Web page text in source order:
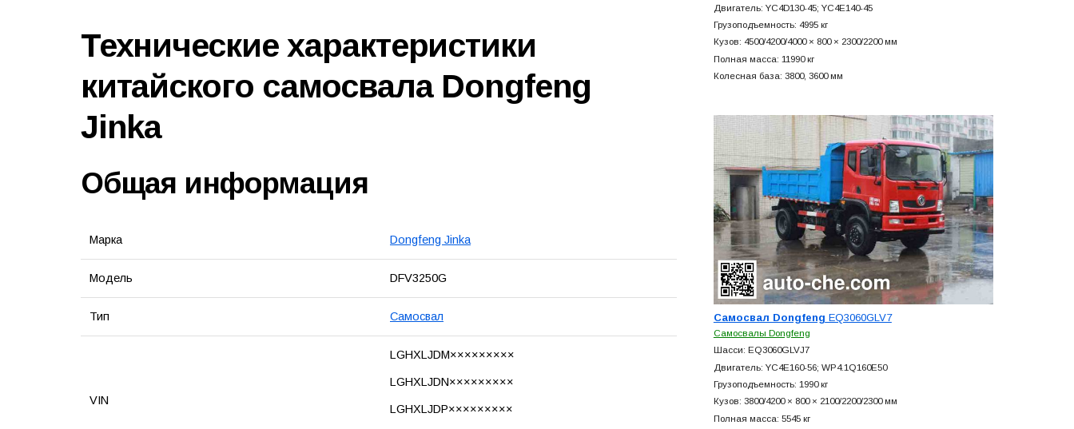
Технические характеристики
китайского самосвала Dongfeng
Jinka
Общая информация
Марка Dongfeng Jinka
Модель DFV3250G
Тип Самосвал
VIN
LGHXLJDM×××××××××
LGHXLJDN×××××××××
LGHXLJDP×××××××××
Двигатель: YC4D130-45; YC4E140-45
Грузоподъемность: 4995 кг
Кузов: 4500/4200/4000 × 800 × 2300/2200 мм
Полная масса: 11990 кг
Колесная база: 3800, 3600 мм
Самосвал Dongfeng EQ3060GLV7
Самосвалы Dongfeng
Шасси: EQ3060GLVJ7
Двигатель: YC4E160-56; WP4.1Q160E50
Грузоподъемность: 1990 кг
Кузов: 3800/4200 × 800 × 2100/2200/2300 мм
Полная масса: 5545 кг